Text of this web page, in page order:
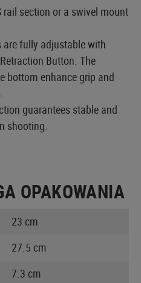
section or a swivel mount
fully adjustable with
Button. The
bottom enhance grip and
guarantees stable and
shooting.
OPAKOWANIA
23 cm
27.5 cm
7.3 cm